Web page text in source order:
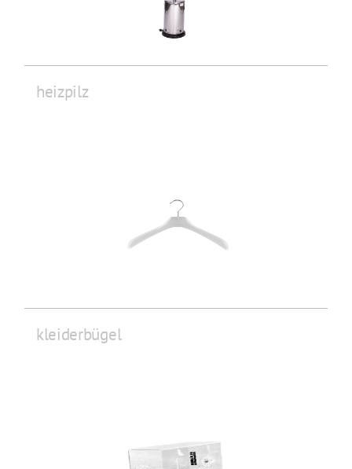
heizpilz
kleiderbügel